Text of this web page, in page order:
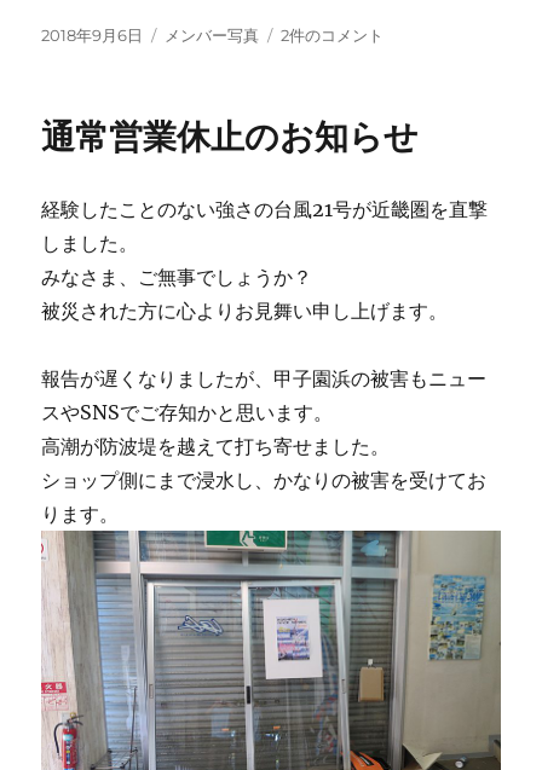
投
2018年9月6日
カ
ー
メンバー写真
復
へ
の
2件のコメント
通常営業休止のお知らせ
経験したことのない強さの台風21号が近畿圏を直撃
しました。
みなさま、ご無事でしょうか？
被災された方に心よりお見舞い申し上げます。
報告が遅くなりましたが、甲子園浜の被害もニュー
スやSNSでご存知かと思います。
高潮が防波堤を越えて打ち寄せました。
ショップ側にまで浸水し、かなりの被害を受けてお
ります。